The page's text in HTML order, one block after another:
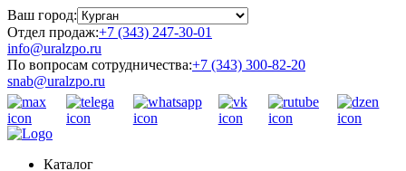
Ваш город:
Отдел продаж:+7 (343) 247-30-01
info@uralzpo.ru
По вопросам сотрудничества:+7 (343) 300-82-20
snab@uralzpo.ru
Каталог